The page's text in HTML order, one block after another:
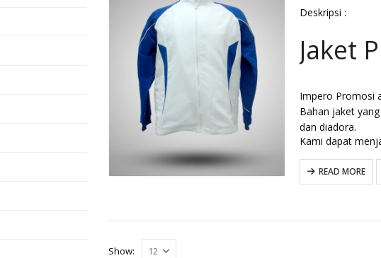
Deskripsi :
Jaket
Impero Promosi
Bahan jaket
dan diadora.
Kami dapat
READ MORE
Show: